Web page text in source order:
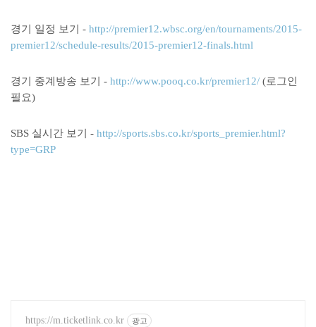
경기 일정 보기 - http://premier12.wbsc.org/en/tournaments/2015-
premier12/schedule-results/2015-premier12-finals.html
경기 중계방송 보기 - http://www.pooq.co.kr/premier12/ (로그인
필요)
SBS 실시간 보기 - http://sports.sbs.co.kr/sports_premier.html?
type=GRP
https://m.ticketlink.co.kr 광고